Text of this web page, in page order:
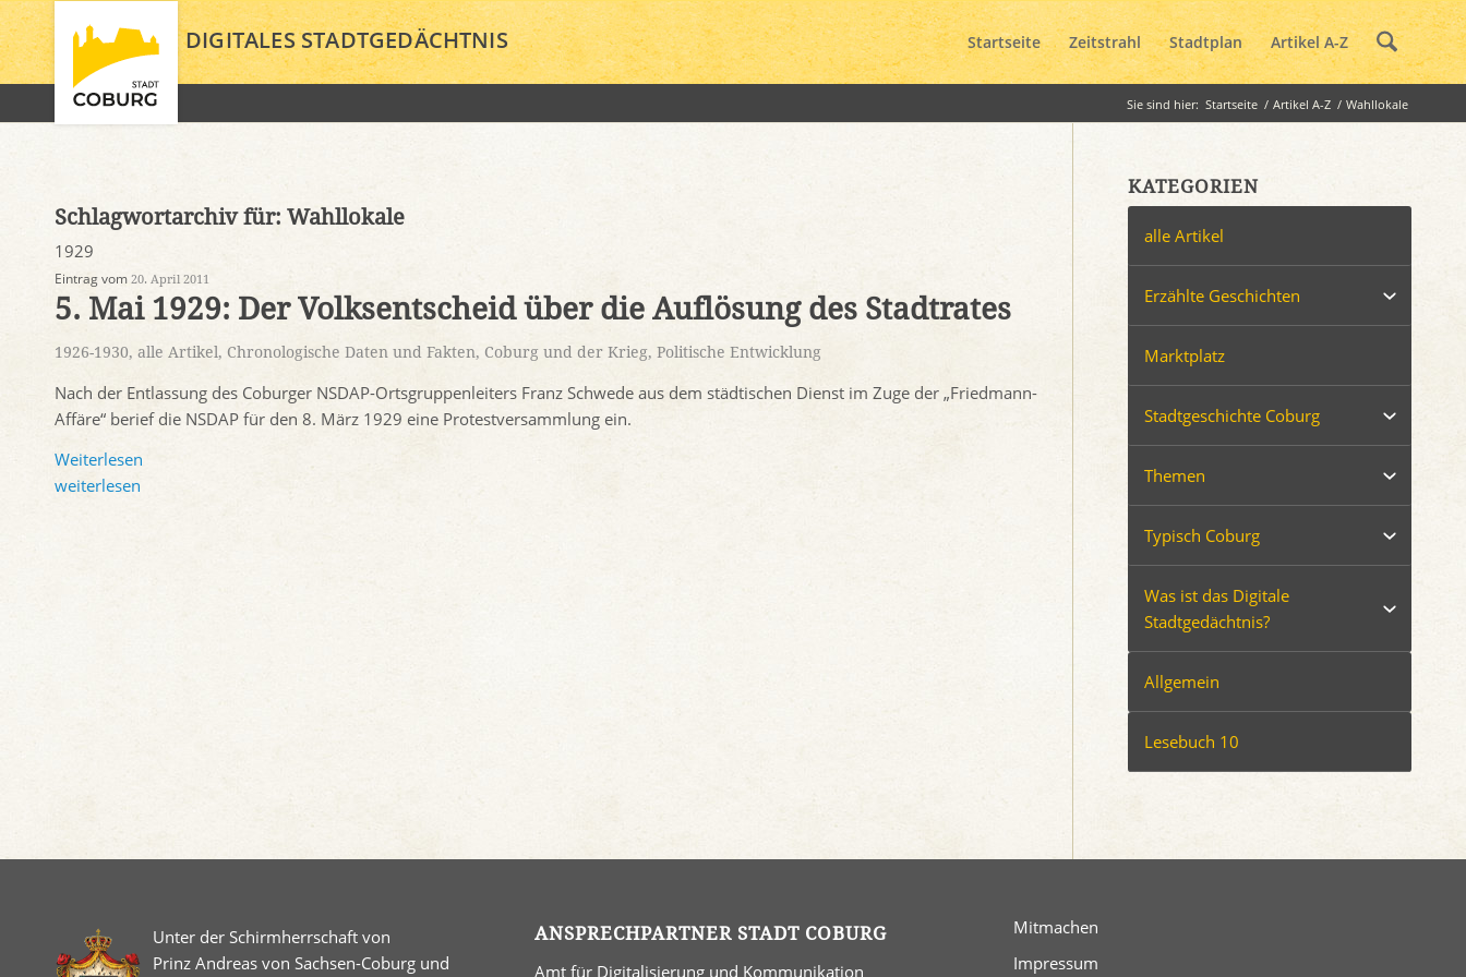
DIGITALES STADTGEDÄCHTNIS Startseite Zeitstrahl Stadtplan Artikel A-Z
Sie sind hier: Startseite / Artikel A-Z / Wahllokale
Schlagwortarchiv für: Wahllokale
1929
Eintrag vom 20. April 2011
5. Mai 1929: Der Volksentscheid über die Auflösung des Stadtrates
1926-1930, alle Artikel, Chronologische Daten und Fakten, Coburg und der Krieg, Politische Entwicklung
Nach der Entlassung des Coburger NSDAP-Ortsgruppenleiters Franz Schwede aus dem städtischen Dienst im Zuge der „Friedmann-
Affäre“ berief die NSDAP für den 8. März 1929 eine Protestversammlung ein.
Weiterlesen
weiterlesen
KATEGORIEN
alle Artikel
Erzählte Geschichten
Marktplatz
Stadtgeschichte Coburg
Themen
Typisch Coburg
Was ist das Digitale
Stadtgedächtnis?
Allgemein
Lesebuch 10
Unter der Schirmherrschaft von
Prinz Andreas von Sachsen-Coburg und
ANSPRECHPARTNER STADT COBURG
Amt für Digitalisierung und Kommunikation
Mitmachen
Impressum